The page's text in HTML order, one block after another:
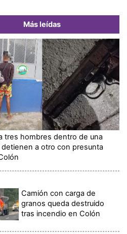
Más leídas
tres hombres dentro de una
a otro con presunta
Camión con carga de
granos queda destruido
tras incendio en Colón